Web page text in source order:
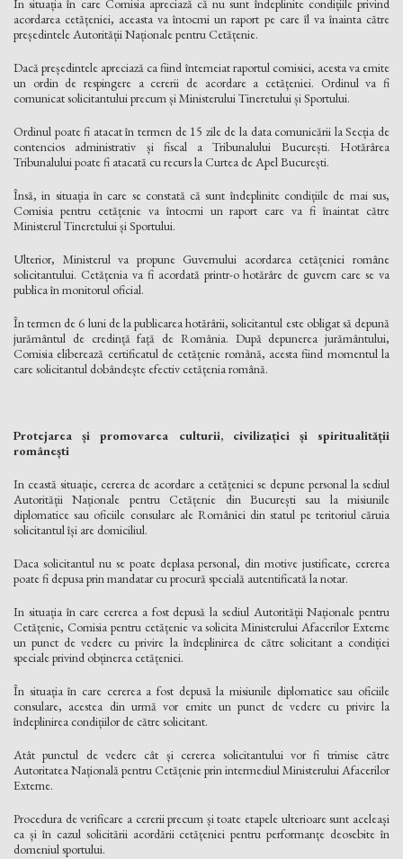
În situația în care Comisia apreciază că nu sunt îndeplinite condițiile privind
acordarea cetățeniei, aceasta va întocmi un raport pe care îl va înainta către
președintele Autorității Naționale pentru Cetățenie.
Dacă președintele apreciază ca fiind întemeiat raportul comisiei, acesta va emite
un ordin de respingere a cererii de acordare a cetățeniei. Ordinul va fi
comunicat solicitantului precum și Ministerului Tineretului și Sportului.
Ordinul poate fi atacat în termen de 15 zile de la data comunicării la Secția de
contencios administrativ și fiscal a Tribunalului București. Hotărârea
Tribunalului poate fi atacată cu recurs la Curtea de Apel București.
Însă, in situația în care se constată că sunt îndeplinite condițiile de mai sus,
Comisia pentru cetățenie va întocmi un raport care va fi înaintat către
Ministerul Tineretului și Sportului.
Ulterior, Ministerul va propune Guvernului acordarea cetățeniei române
solicitantului. Cetățenia va fi acordată printr-o hotărâre de guvern care se va
publica în monitorul oficial.
În termen de 6 luni de la publicarea hotărârii, solicitantul este obligat să depună
jurământul de credință față de România. După depunerea jurământului,
Comisia eliberează certificatul de cetățenie română, acesta fiind momentul la
care solicitantul dobândește efectiv cetățenia română.
Protejarea și promovarea culturii, civilizației și spiritualității
românești
In ceastă situație, cererea de acordare a cetățeniei se depune personal la sediul
Autorității Naționale pentru Cetățenie din București sau la misiunile
diplomatice sau oficiile consulare ale României din statul pe teritoriul căruia
solicitantul își are domiciliul.
Daca solicitantul nu se poate deplasa personal, din motive justificate, cererea
poate fi depusa prin mandatar cu procură specială autentificată la notar.
In situația în care cererea a fost depusă la sediul Autorității Naționale pentru
Cetățenie, Comisia pentru cetățenie va solicita Ministerului Afacerilor Externe
un punct de vedere cu privire la îndeplinirea de către solicitant a condiției
speciale privind obținerea cetățeniei.
În situația în care cererea a fost depusă la misiunile diplomatice sau oficiile
consulare, acestea din urmă vor emite un punct de vedere cu privire la
îndeplinirea condițiilor de către solicitant.
Atât punctul de vedere cât și cererea solicitantului vor fi trimise către
Autoritatea Națională pentru Cetățenie prin intermediul Ministerului Afacerilor
Externe.
Procedura de verificare a cererii precum și toate etapele ulterioare sunt aceleași
ca și în cazul solicitării acordării cetățeniei pentru performanțe deosebite în
domeniul sportului.